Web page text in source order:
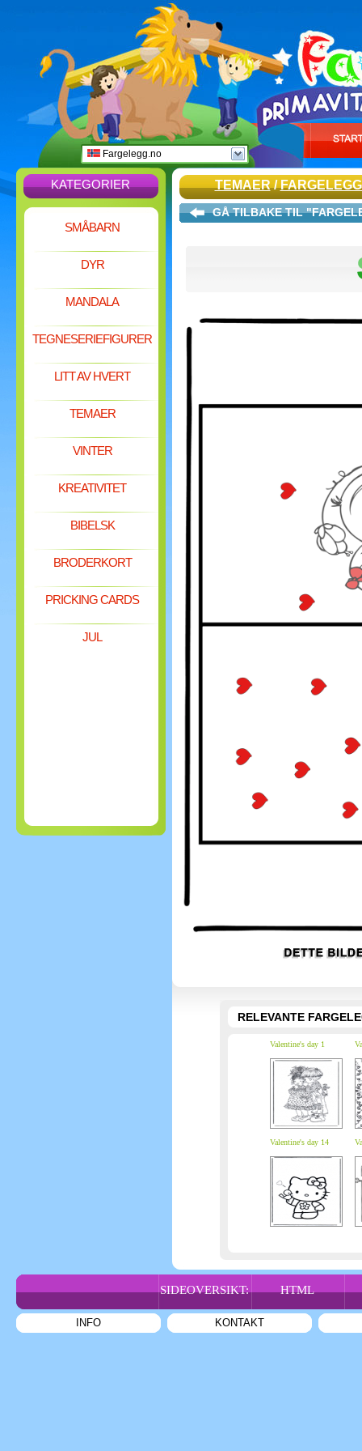
Fargelegg.no
KATEGORIER
SMÅBARN
DYR
MANDALA
TEGNESERIEFIGURER
LITT AV HVERT
TEMAER
VINTER
KREATIVITET
BIBELSK
BRODERKORT
PRICKING CARDS
JUL
TEMAER/
GÅ TILBAKE TIL
RELEVANTE
Valentine's day 1
Valentine's day 14
SIDEOVERSIKT: HTML
INFO KONTAKT